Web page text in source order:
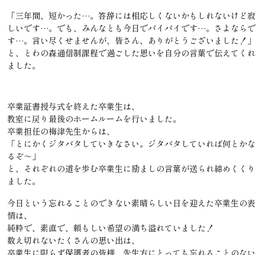
「三年間、短かった…。答辞には相応しくないかもしれないけど寂
しいです…。でも、みんなとも今日でバイバイです…。さよならで
す…。言い尽くせませんが、皆さん、ありがとうございました！」
と、とわの森通信制課程で過ごした思いを自分の言葉で伝えてくれ
ました。
卒業証書授与式を終えた卒業生は、
教室に戻り最後のホームルームを行いました。
卒業担任の梅津先生からは、
「とにかくジタバタしていきなさい。ジタバタしていれば何とかな
るぞ～」
と、それぞれの道を歩む卒業生に励ましの言葉が送られ締めくくり
ました。
今日という忘れることのできない素晴らしい日を迎えた卒業生の表
情は、
純粋で、素直で、頼もしい希望の満ち溢れていました！
数え切れないたくさんの思い出は、
卒業生に限らず保護者の皆様、先生方にとっても忘れることのない